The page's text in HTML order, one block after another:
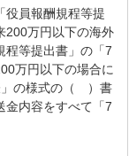
員報酬規程等提
200万円以下の海外
程等提出書」の「7
万円以下の場合に
」の様式の（ ）書
金内容をすべて「7